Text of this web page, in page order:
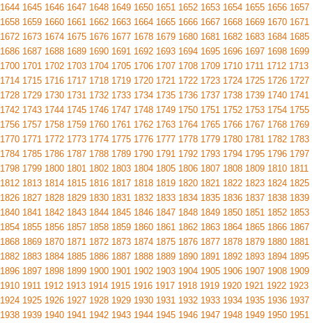
1644 1645 1646 1647 1648 1649 1650 1651 1652 1653 1654 1655 1656 1657
1658 1659 1660 1661 1662 1663 1664 1665 1666 1667 1668 1669 1670 1671
1672 1673 1674 1675 1676 1677 1678 1679 1680 1681 1682 1683 1684 1685
1686 1687 1688 1689 1690 1691 1692 1693 1694 1695 1696 1697 1698 1699
1700 1701 1702 1703 1704 1705 1706 1707 1708 1709 1710 1711 1712 1713
1714 1715 1716 1717 1718 1719 1720 1721 1722 1723 1724 1725 1726 1727
1728 1729 1730 1731 1732 1733 1734 1735 1736 1737 1738 1739 1740 1741
1742 1743 1744 1745 1746 1747 1748 1749 1750 1751 1752 1753 1754 1755
1756 1757 1758 1759 1760 1761 1762 1763 1764 1765 1766 1767 1768 1769
1770 1771 1772 1773 1774 1775 1776 1777 1778 1779 1780 1781 1782 1783
1784 1785 1786 1787 1788 1789 1790 1791 1792 1793 1794 1795 1796 1797
1798 1799 1800 1801 1802 1803 1804 1805 1806 1807 1808 1809 1810 1811
1812 1813 1814 1815 1816 1817 1818 1819 1820 1821 1822 1823 1824 1825
1826 1827 1828 1829 1830 1831 1832 1833 1834 1835 1836 1837 1838 1839
1840 1841 1842 1843 1844 1845 1846 1847 1848 1849 1850 1851 1852 1853
1854 1855 1856 1857 1858 1859 1860 1861 1862 1863 1864 1865 1866 1867
1868 1869 1870 1871 1872 1873 1874 1875 1876 1877 1878 1879 1880 1881
1882 1883 1884 1885 1886 1887 1888 1889 1890 1891 1892 1893 1894 1895
1896 1897 1898 1899 1900 1901 1902 1903 1904 1905 1906 1907 1908 1909
1910 1911 1912 1913 1914 1915 1916 1917 1918 1919 1920 1921 1922 1923
1924 1925 1926 1927 1928 1929 1930 1931 1932 1933 1934 1935 1936 1937
1938 1939 1940 1941 1942 1943 1944 1945 1946 1947 1948 1949 1950 1951